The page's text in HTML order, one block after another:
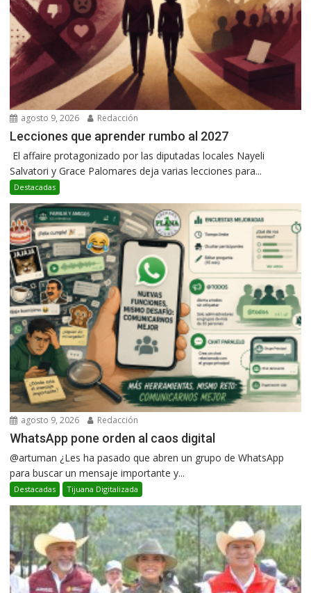
agosto 9, 2026 Redacción
Lecciones que aprender rumbo al 2027
El affaire protagonizado por las diputadas locales Nayeli
Salvatori y Grace Palomares deja varias lecciones para...
Destacadas
agosto 9, 2026 Redacción
WhatsApp pone orden al caos digital
@artuman ¿Les ha pasado que abren un grupo de WhatsApp
para buscar un mensaje importante y...
Destacadas Tijuana Digitalizada